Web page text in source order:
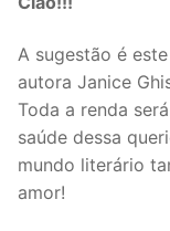
A sugestão é
autora Janice
Toda a renda
saúde dessa
mundo literário
amor!